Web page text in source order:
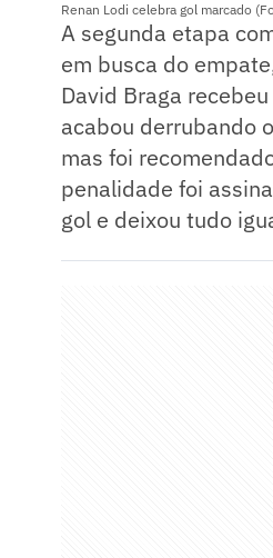
Renan Lodi celebra gol marcado
A segunda etapa
em busca do
David Braga
acabou derrubando
mas foi
penalidade foi
gol e deixou tudo